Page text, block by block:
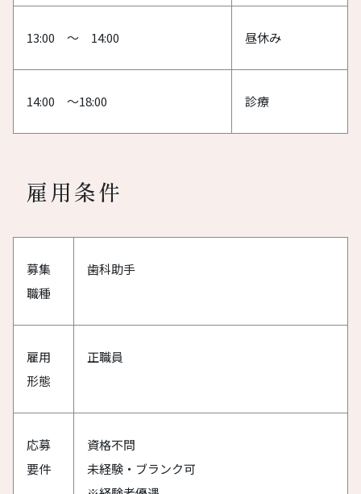
13:00 ～ 14:00 昼休み
14:00 ～18:00 診療
雇用条件
募集
職種
歯科助手
雇用
形態
正職員
応募
要件
資格不問
未経験・ブランク可